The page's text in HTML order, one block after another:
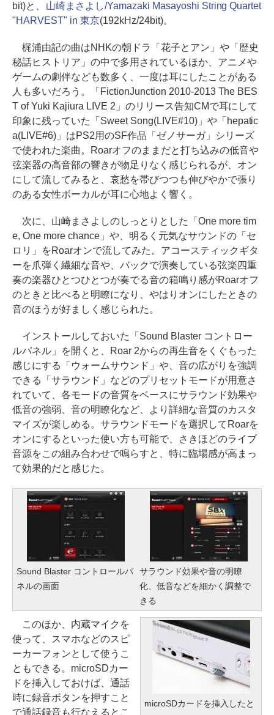
bit)と、
山崎まさよし/Yamazaki Masayoshi String Quartet
"HARVEST" in 東京(192kHz/24bit)。
梶浦由記の曲はNHKの朝ドラ「花子とアン」や「歴史
秘話ヒストリア」の中で多用されているほか、アニメや
ゲームの劇伴なども数多く、一度は耳にしたことがある
人も多いだろう。「FictionJunction 2010-2013 The BES
T of Yuki Kajiura LIVE 2」のリリース告知CMで耳にして
印象に残っていた「Sweet Song(LIVE#10)」や「hepatic
a(LIVE#6)」はPS2用のSF作品「ゼノサーガ」シリーズ
で使われた楽曲。Roarオフのままだと打ち込みの低音や
弦楽器の高音部の響きが物足りなく感じられるが、オン
にして流してみると、哀愁を帯びつつも伸びやかで張り
のある女性ボーカルが耳に心地よく響く。
次に、山崎まさよしのしっとりとした「One more tim
e, One more chance」や、明るく元気なサウンドの「セ
ロリ」をRoarオンで流してみた。アコースティックギタ
ーを爪弾く繊細な音や、バックで演奏している弦楽四重
奏の楽器ひとつひとつが奏でる音の箱鳴り感がRoarオフ
のときと比べると明瞭になり、やはりオンにしたときの
音のほうが好ましく感じられた。
インストールしておいた「Sound Blaster コントロー
ルパネル」を開くと、Roar 2からの再生音をくぐもった
感じにする「ウォームサウンド」や、音の広がりを強調
できる「サラウンド」などのプリセットモードが用意さ
れていて、各モードの音質をベースにサラウンド効果や
低音の強弱、音の明瞭化など、より詳細な音質のカスタ
マイズが楽しめる。サラウンドモードを選択してRoarを
オンにするといった使い方も可能で、さきほどのライブ
音源をこの組み合わせで鳴らすと、特に臨場感が高まっ
て効果的だと感じた。
Sound Blaster コントロールパ
ネルの画面
サラウンド効果や音の明瞭
化、低音などを細かく調整で
きる
microSDカードを挿入したと
このほか、内蔵マイクを
使って、スマホなどのスピ
ーカーフォンとして使うこ
ともできる。microSDカー
ドを挿入しておけば、通話
時に録音ボタンを押すこと
で通話録音も行なえるとこ